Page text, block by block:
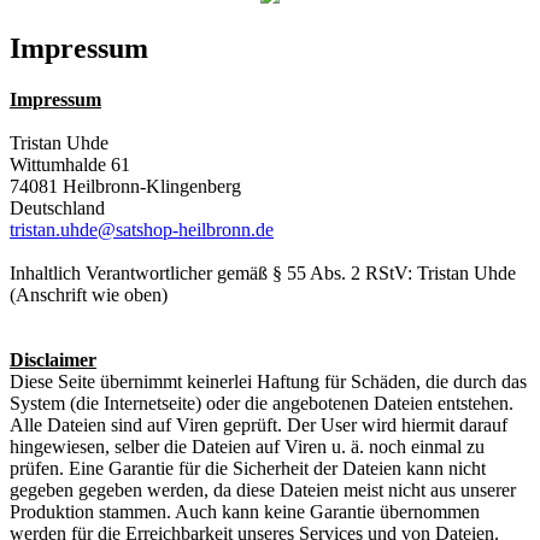
Impressum
Impressum
Tristan Uhde
Wittumhalde 61
74081 Heilbronn-Klingenberg
Deutschland
tristan.uhde@satshop-heilbronn.de
Inhaltlich Verantwortlicher gemäß § 55 Abs. 2 RStV: Tristan Uhde
(Anschrift wie oben)
Disclaimer
Diese Seite übernimmt keinerlei Haftung für Schäden, die durch das
System (die Internetseite) oder die angebotenen Dateien entstehen.
Alle Dateien sind auf Viren geprüft. Der User wird hiermit darauf
hingewiesen, selber die Dateien auf Viren u. ä. noch einmal zu
prüfen. Eine Garantie für die Sicherheit der Dateien kann nicht
gegeben gegeben werden, da diese Dateien meist nicht aus unserer
Produktion stammen. Auch kann keine Garantie übernommen
werden für die Erreichbarkeit unseres Services und von Dateien.